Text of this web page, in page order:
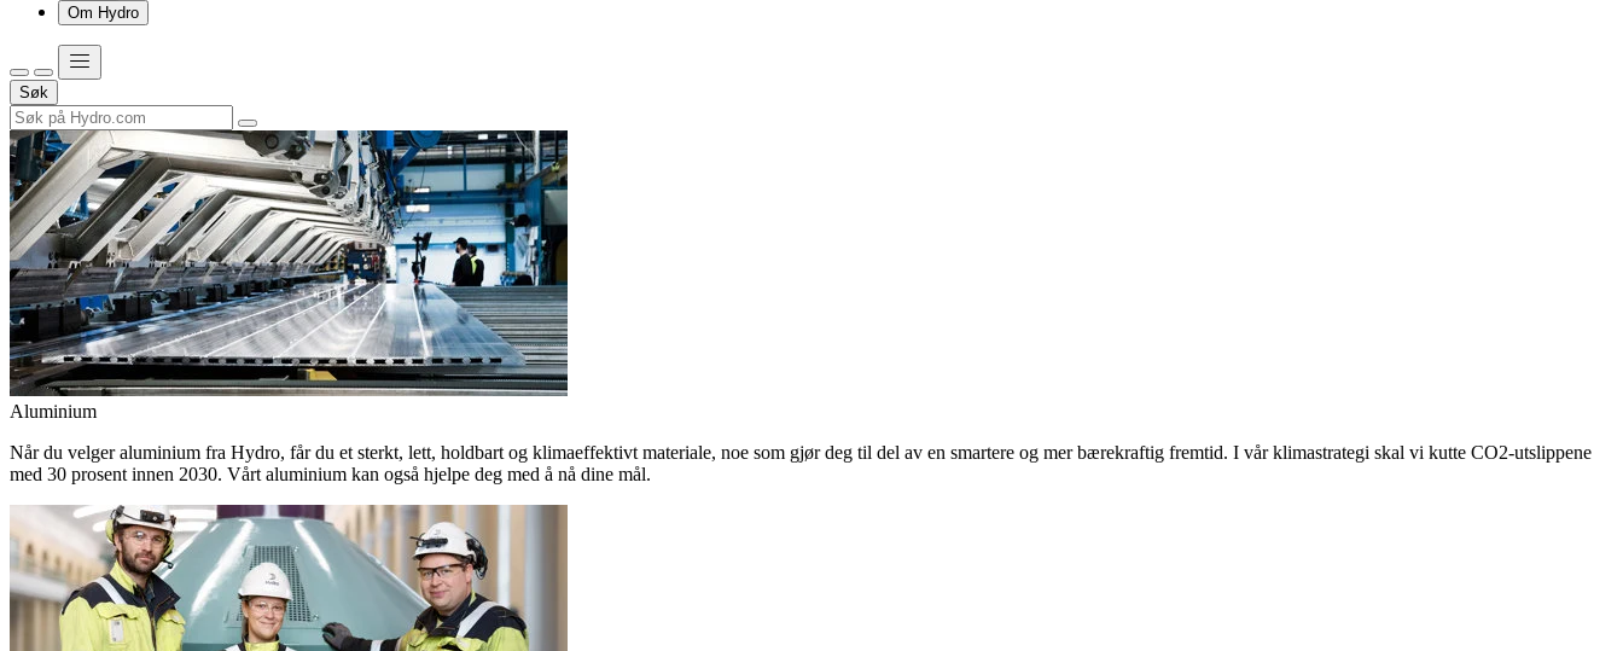
Om Hydro
Søk
Aluminium
Når du velger aluminium fra Hydro, får du et sterkt, lett, holdbart og klimaeffektivt materiale, noe som gjør deg til del av en smartere og mer bærekraftig fremtid. I vår klimastrategi skal vi kutte CO2-utslippene
med 30 prosent innen 2030. Vårt aluminium kan også hjelpe deg med å nå dine mål.